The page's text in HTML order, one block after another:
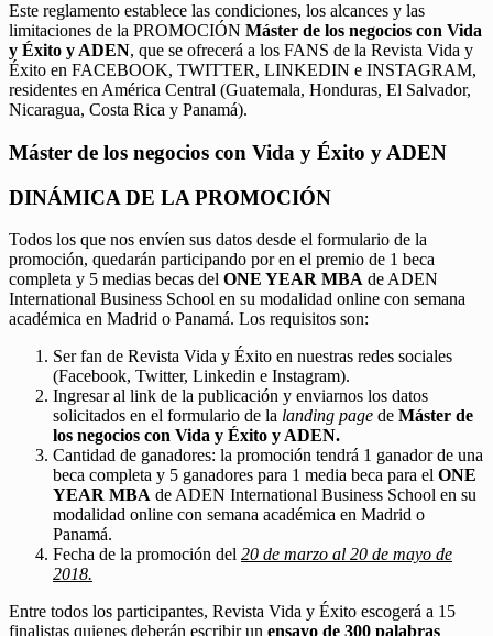
Este reglamento establece las condiciones, los alcances y las
limitaciones de la PROMOCIÓN Máster de los negocios con Vida
y Éxito y ADEN, que se ofrecerá a los FANS de la Revista Vida y
Éxito en FACEBOOK, TWITTER, LINKEDIN e INSTAGRAM,
residentes en América Central (Guatemala, Honduras, El Salvador,
Nicaragua, Costa Rica y Panamá).
Máster de los negocios con Vida y Éxito y ADEN
DINÁMICA DE LA PROMOCIÓN
Todos los que nos envíen sus datos desde el formulario de la
promoción, quedarán participando por en el premio de 1 beca
completa y 5 medias becas del ONE YEAR MBA de ADEN
International Business School en su modalidad online con semana
académica en Madrid o Panamá. Los requisitos son:
Ser fan de Revista Vida y Éxito en nuestras redes sociales
(Facebook, Twitter, Linkedin e Instagram).
Ingresar al link de la publicación y enviarnos los datos
solicitados en el formulario de la landing page de Máster de
los negocios con Vida y Éxito y ADEN.
Cantidad de ganadores: la promoción tendrá 1 ganador de una
beca completa y 5 ganadores para 1 media beca para el ONE
YEAR MBA de ADEN International Business School en su
modalidad online con semana académica en Madrid o
Panamá.
Fecha de la promoción del 20 de marzo al 20 de mayo de
2018.
Entre todos los participantes, Revista Vida y Éxito escogerá a 15
finalistas quienes deberán escribir un ensayo de 300 palabras